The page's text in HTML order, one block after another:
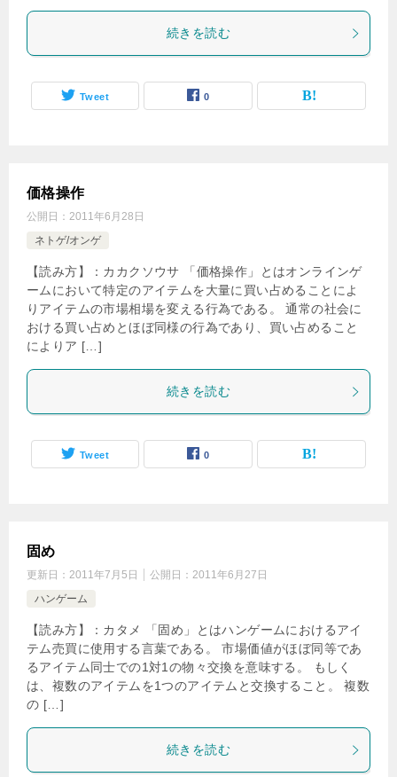
続きを読む
Tweet 0
価格操作
公開日： 2011年6月28日
ネトゲ/オンゲ
【読み方】：カカクソウサ 「価格操作」とはオンラインゲ
ームにおいて特定のアイテムを大量に買い占めることによ
りアイテムの市場相場を変える行為である。 通常の社会に
おける買い占めとほぼ同様の行為であり、買い占めること
によりア […]
続きを読む
Tweet 0
固め
更新日： 2011年7月5日 公開日： 2011年6月27日
ハンゲーム
【読み方】：カタメ 「固め」とはハンゲームにおけるアイ
テム売買に使用する言葉である。 市場価値がほぼ同等であ
るアイテム同士での1対1の物々交換を意味する。 もしく
は、複数のアイテムを1つのアイテムと交換すること。 複数
の […]
続きを読む